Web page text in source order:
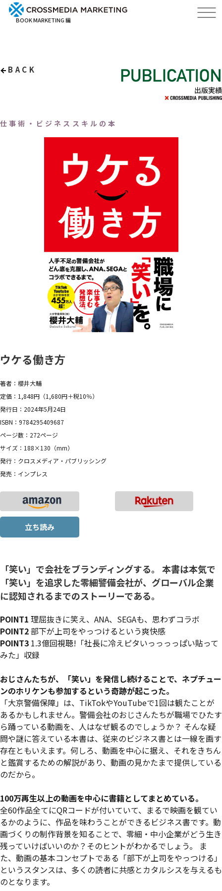
BOOK MARKETING 編
BACK
出版実績
仕事術・ビジネススキルの本
ウケる働き方
著者：櫻井大輔
定価：1,848円（1,680円＋税10％）
発行日：2024年5月24日
ISBN：9784295409687
ページ数：272ページ
サイズ：188×130（mm）
発行：クロスメディア・パブリッシング
発売：インプレス
立ち読み
「笑い」で会社をブランディングする。 本書は本気で
「笑い」を追求した零細警備会社が、グローバル企業
に認知されるまでのストーリーである。
POINT1 理屈抜きに笑え、ANA、SEGAも、思わずコラボ
POINT2部下が上司をやっつけるという爽快感
POINT3 1.3億回視聴!「社長に冷えピタいっっっっぱい貼って
みた」収録
おじさんたちが、「笑い」を発信し続けることで、ネプチュー
ンのホリケンも参加するという奇跡が起こった。
「大京警備保障」は、TikTokやYouTubeで1回は観たことが
あるかもしれません。警備会社のおじさんたちが職場でひたす
ら踊っている動画を、人はなぜ観るのでしょうか？ そんな疑
問や謎に答えている本書は、従来のビジネス書とは一線を画す
存在ともいえます。何しろ、動画を中心に据え、それをきちん
と鑑賞するための解説があり、動画の見かたまで提供している
のだから。
100万再生以上の動画を中心に書籍としてまとめている。
全60作品全てにQRコードが付いていて、まるで映画を観てい
るかのように、作品を味わうことができるビジネス書です。動
画づくりの制作背景を知ることで、零細・中小企業がどう生き
残っていけばいいのか？そのヒントがわかるでしょう。 ま
た、動画の基本コンセプトである「部下が上司をやっつける」
というスタンスは、多くの読者に共感とカタルシスを与えるも
のとなります。